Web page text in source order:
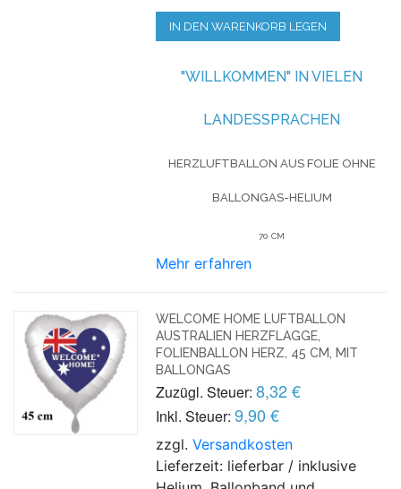
IN DEN WARENKORB LEGEN
"WILLKOMMEN" IN VIELEN
LANDESSPRACHEN
HERZLUFTBALLON AUS FOLIE OHNE
BALLONGAS-HELIUM
70 CM
Mehr erfahren
WELCOME HOME LUFTBALLON
AUSTRALIEN HERZFLAGGE,
FOLIENBALLON HERZ, 45 CM, MIT
BALLONGAS
Zuzügl. Steuer: 8,32 €
Inkl. Steuer: 9,90 €
zzgl.Versandkosten
Lieferzeit: lieferbar / inklusive